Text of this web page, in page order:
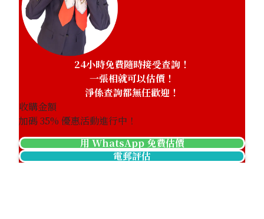
24小時免費隨時接受查詢！
一張相就可以估價！
淨係查詢都無任歡迎！
收購金額
加碼35% 優惠活動進行中！
用 WhatsApp 免費估價
電郵評估